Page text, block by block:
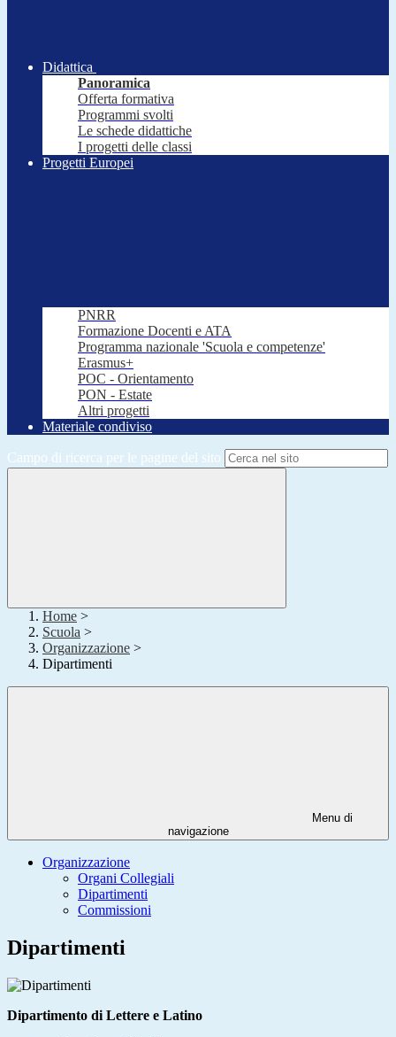
Didattica
Panoramica
Offerta formativa
Programmi svolti
Le schede didattiche
I progetti delle classi
Progetti Europei
PNRR
Formazione Docenti e ATA
Programma nazionale 'Scuola e competenze'
Erasmus+
POC - Orientamento
PON - Estate
Altri progetti
Materiale condiviso
Campo di ricerca per le pagine del sito
Home >
Scuola >
Organizzazione >
Dipartimenti
Menu di
navigazione
Organizzazione
Organi Collegiali
Dipartimenti
Commissioni
Dipartimenti
Dipartimento di Lettere e Latino